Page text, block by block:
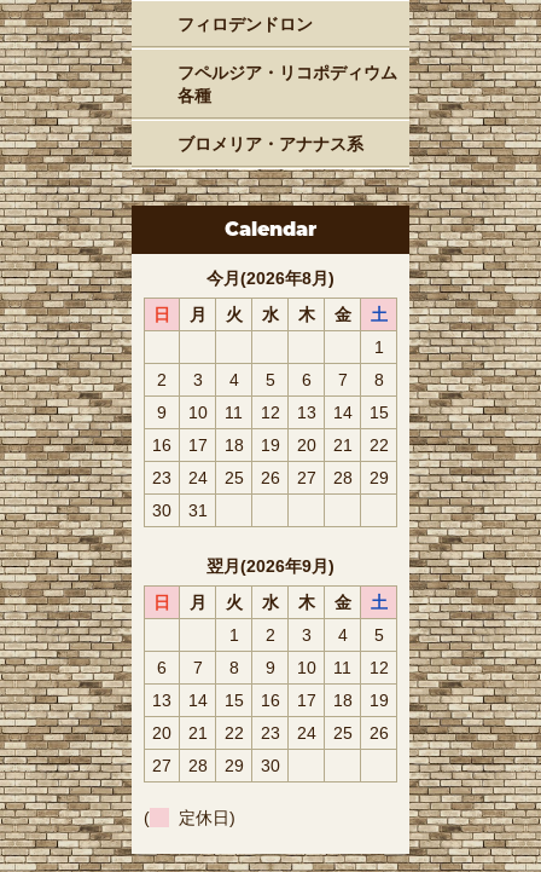
フィロデンドロン
フペルジア・リコポディウム
各種
ブロメリア・アナナス系
Calendar
今月(2026年8月)
日
月 火 水 木 金
土
1
2
3 4 5 6 7
8
9
10 11 12 13 14
15
16
17 18 19 20 21
22
23
24 25 26 27 28
29
30
31
翌月(2026年9月)
日
月 火 水 木 金
土
1
2 3 4
5
6
7 8 9 10 11
12
13
14 15 16 17 18
19
20
21 22 23 24 25
26
27
28 29 30
( 定休日)